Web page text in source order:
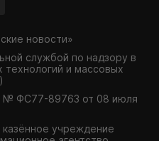
новости»
службой по надзору в
технологий и массовых
№ ФС77-89763 от 08 июля
учреждение